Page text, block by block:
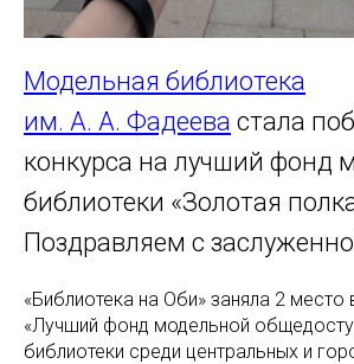
Модельная библиотека
им. А. А. Фадеева стала
конкурса на лучший фонд
библиотеки «Золотая
Поздравляем с
«Библиотека на Оби» заняла 2 место
«Лучший фонд модельной
библиотеки среди центральных и